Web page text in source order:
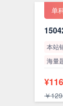
单
本站
海量
￥